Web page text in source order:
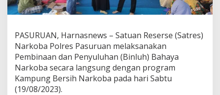
B
e
s
h
N
a
r
PASURUAN, Harnasnews – Satuan Reserse (Satres)
Narkoba Polres Pasuruan melaksanakan
Pembinaan dan Penyuluhan (Binluh) Bahaya
Narkoba secara langsung dengan program
Kampung Bersih Narkoba pada hari Sabtu
(19/08/2023).